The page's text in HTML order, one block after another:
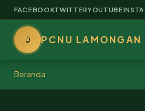
FACEBOOKTWITTERYOUTUBE
ن PCNU LAMONGAN
Beranda